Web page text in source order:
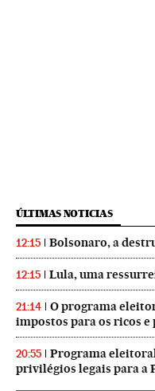
ÚLTIMAS NOTICIAS
12:15 Bolsonaro, a
12:15 Lula, uma
21:14
O programa
impostos para os ricos
20:55
Programa
privilégios legais para a